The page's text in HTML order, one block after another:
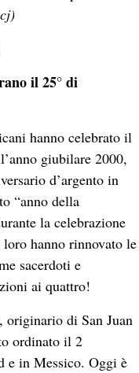
il 25° di
hanno celebrato il
giubilare 2000,
d’argento in
“anno della
la celebrazione
hanno rinnovato le
sacerdoti e
ai quattro!
, originario di San Juan
ordinato il 2
e in Messico. Oggi è